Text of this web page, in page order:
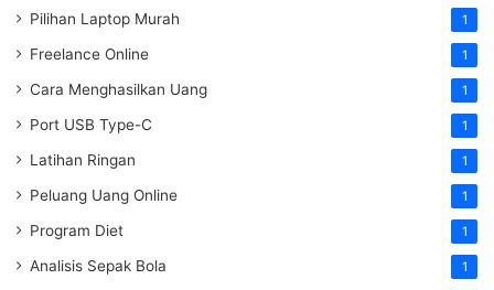
Pilihan Laptop Murah 1
Freelance Online 1
Cara Menghasilkan Uang 1
Port USB Type-C 1
Latihan Ringan 1
Peluang Uang Online 1
Program Diet 1
Analisis Sepak Bola 1